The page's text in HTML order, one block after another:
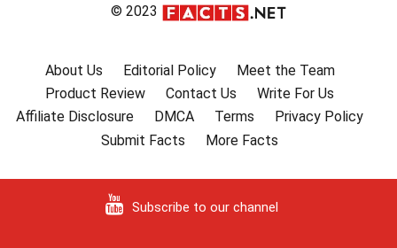
© 2023
About Us Editorial Policy
Meet the Team
Product Review
Contact Us
Write For Us
Affiliate Disclosure
DMCA Terms
Privacy Policy
Submit Facts
More Facts
Subscribe to our channel